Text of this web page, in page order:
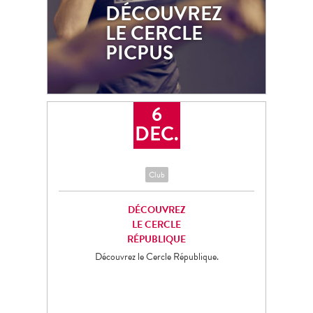
DÉCOUVREZ
LE CERCLE
PICPUS
PICPUS
Découvrez le Cercle Picpus.
6
DEC.
Club
DÉCOUVREZ
LE CERCLE
RÉPUBLIQUE
Découvrez le Cercle République.